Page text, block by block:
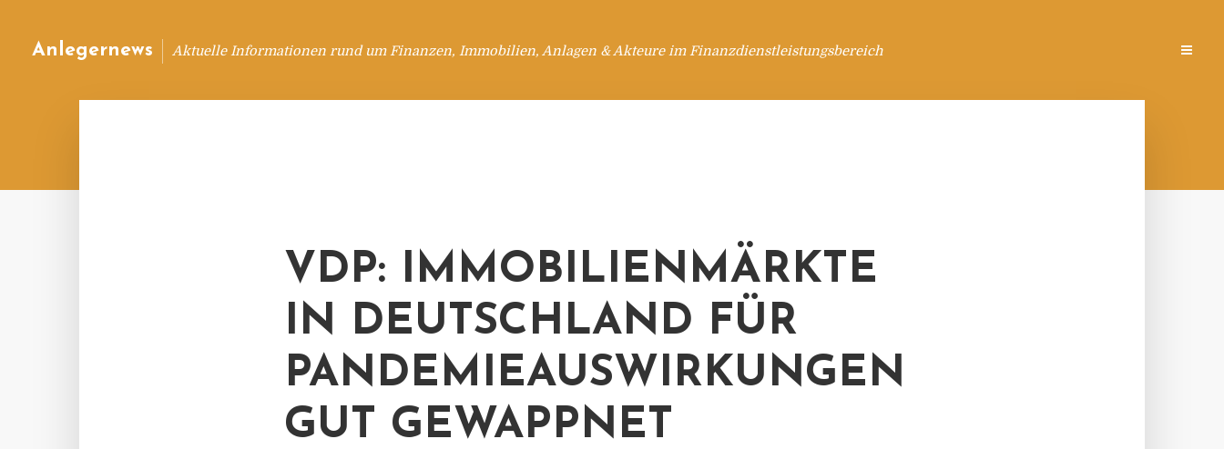
Anlegernews Aktuelle Informationen rund um Finanzen, Immobilien, Anlagen & Akteure im Finanzdienstleistungsbereich
VDP: IMMOBILIENMÄRKTE
IN DEUTSCHLAND FÜR
PANDEMIEAUSWIRKUNGEN
GUT GEWAPPNET